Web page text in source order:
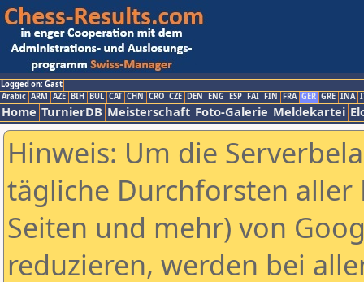
Logged on: Gast
Arabic ARM AZE BIH BUL CAT CHN CRO CZE DEN ENG ESP FAI FIN FRA GER GRE INA
Home TurnierDB Meisterschaft Foto-Galerie Meldekartei
Hinweis: Um die
tägliche Durchforsten aller
Seiten und mehr) von
reduzieren, werden bei